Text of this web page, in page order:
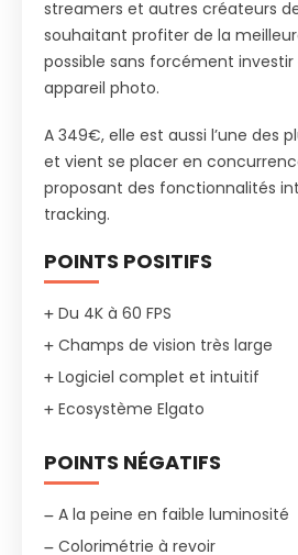
streamers et autres créateurs
souhaitant profiter de la
possible sans forcément
appareil photo.
A 349€, elle est aussi l’une des
et vient se placer en
proposant des fonctionnalités
tracking.
POINTS POSITIFS
Du 4K à 60 FPS
Champs de vision très large
Logiciel complet et intuitif
Ecosystème Elgato
POINTS NÉGATIFS
A la peine en faible luminosité
Colorimétrie à revoir